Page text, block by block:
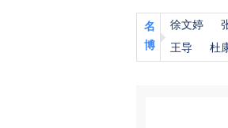
名
博
徐文婷
王导
杜